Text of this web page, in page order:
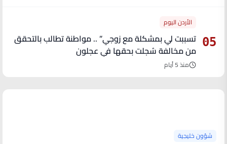
05
الأردن اليوم
تسببت لي بمشكلة مع زوجي” .. مواطنة تطالب بالتحقق
من مخالفة سُجلت بحقها في عجلون
منذ 5 أيام
شؤون خليجية